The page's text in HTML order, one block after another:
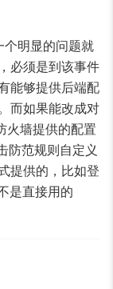
个明显的问题就
必须是到该事件
能够提供后端配
而如果能改成对
火墙提供的配置
防范规则自定义
提供的，比如登
是直接用的